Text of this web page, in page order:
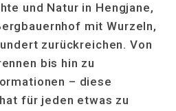
und Natur in Hengjane,
mit Wurzeln,
zurückreichen. Von
bis hin zu
– diese
für jeden etwas zu